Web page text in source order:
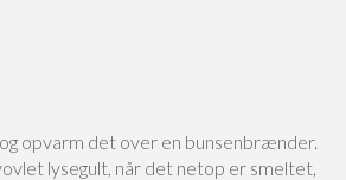
opvarm det over en bunsenbrænder.
lysegult, når det netop er smeltet,